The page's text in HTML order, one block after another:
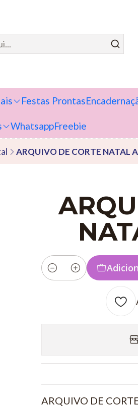
Festas Prontas
WhatsappFreebie
ARQUIVO DE CORTE NATAL
Quantidade
ARQUIVO DE